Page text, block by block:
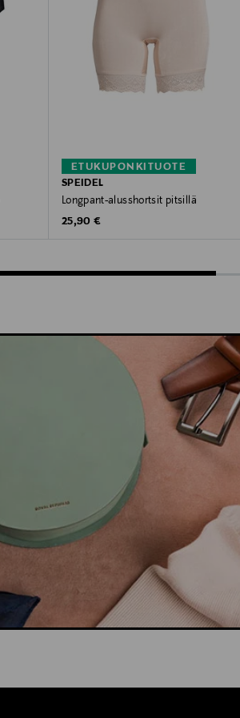
ETUKUPONKITUOTE
SPEIDEL
Longpant-alusshortsit pitsillä
Original Price
25,90 €